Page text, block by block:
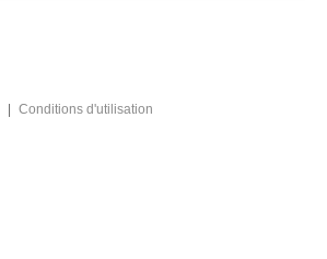
Conditions d'utilisation